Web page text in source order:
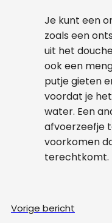
Je kunt een
zoals een
uit het
ook een
putje gieten
voordat je
water. Een
afvoerzeefje
voorkomen
terechtkomt.
Vorige bericht